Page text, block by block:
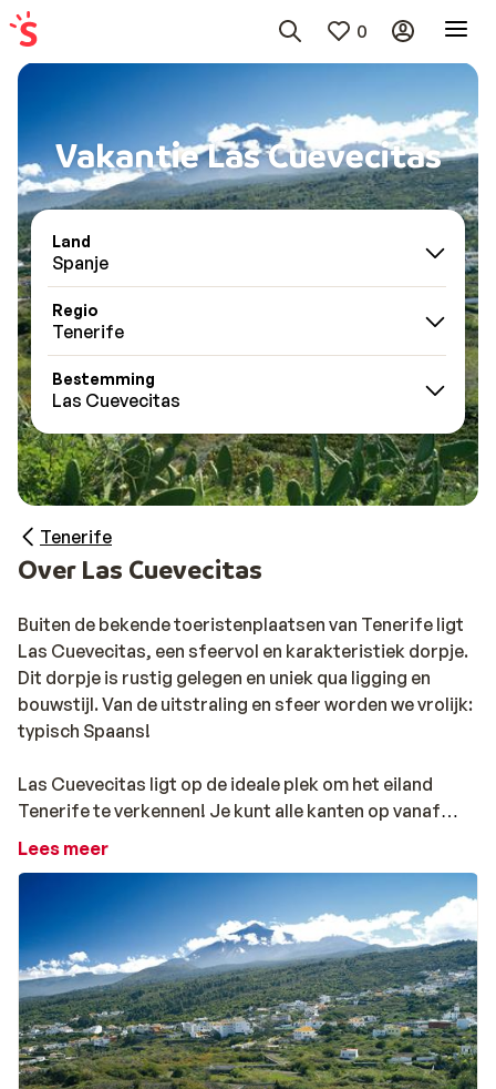
0
Vakantie Las Cuevecitas
Land
Spanje
Regio
Tenerife
Bestemming
Las Cuevecitas
Tenerife
Over Las Cuevecitas
Buiten de bekende toeristenplaatsen van Tenerife ligt
Las Cuevecitas, een sfeervol en karakteristiek dorpje.
Dit dorpje is rustig gelegen en uniek qua ligging en
bouwstijl. Van de uitstraling en sfeer worden we vrolijk:
typisch Spaans!
Las Cuevecitas ligt op de ideale plek om het eiland
Tenerife te verkennen! Je kunt alle kanten op vanaf
deze uitvalbasis. Naast een fantastische kustlijn, is
ontdekken. Tenerife is omringd door een natuurlijke
omgeving in de meest uiteenlopende kleuren. Een genot
voor het oog! Het midden van het eiland wordt
gedomineerd door de bekende Teide vulkaan, die
onderdeel van een bijzonder nationaal park is. Ontdek
het verrassende en spectaculaire Tenerife op jouw
manier!
Lees meer